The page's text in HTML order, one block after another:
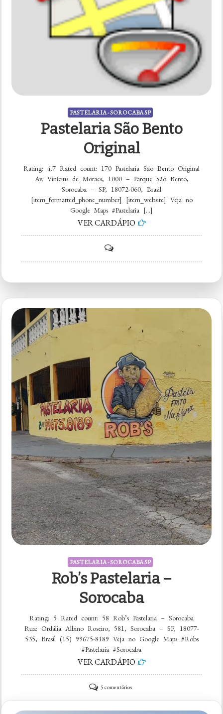
PASTELARIA - SOROCABA SP
Pastelaria São Bento
Original
Rating: 4.7 Rated count: 170 Pastelaria São Bento Original
Av. Vinícius de Moraes, 1000 – Parque São Bento,
Sorocaba – SP, 18072-060, Brasil
[item_formatted_phone_number] [item_website] Veja no
Google Maps #Pastelaria […]
VER CARDÁPIO
Pastelaria
PASTELARIA - SOROCABA SP
Rob’s Pastelaria –
Sorocaba
Rating: 5 Rated count: 58 Rob’s Pastelaria – Sorocaba
Rua: Ordália Albino Roseiro, 581, Sorocaba – SP, 18077-
535, Brasil (15) 99675-8189 Veja no Google Maps #Robs
#Pastelaria #Sorocaba
VER CARDÁPIO
5 comentáriosem
Rob’s